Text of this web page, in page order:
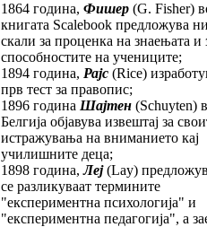
1864 година, Фишер(G. Fisher)
книгата Scalebook предложува
скали за проценка на знаењата и
способностите на учениците;
1894 година, Рајс(Rice)
прв тест за правопис;
1896 година Шајтен(Schuyten)
Белгија објавува извештај за
истражувања на вниманието кај
училишните деца;
1898 година,Леј(Lay)
се разликуваат термините
"експериментна психологија" и
"експериментна педагогија", а